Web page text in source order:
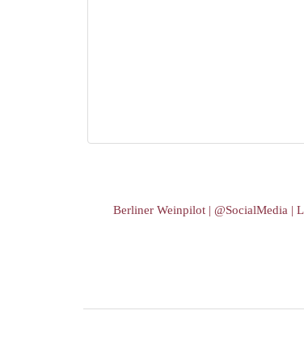
Berliner Weinpilot | @SocialMedia |